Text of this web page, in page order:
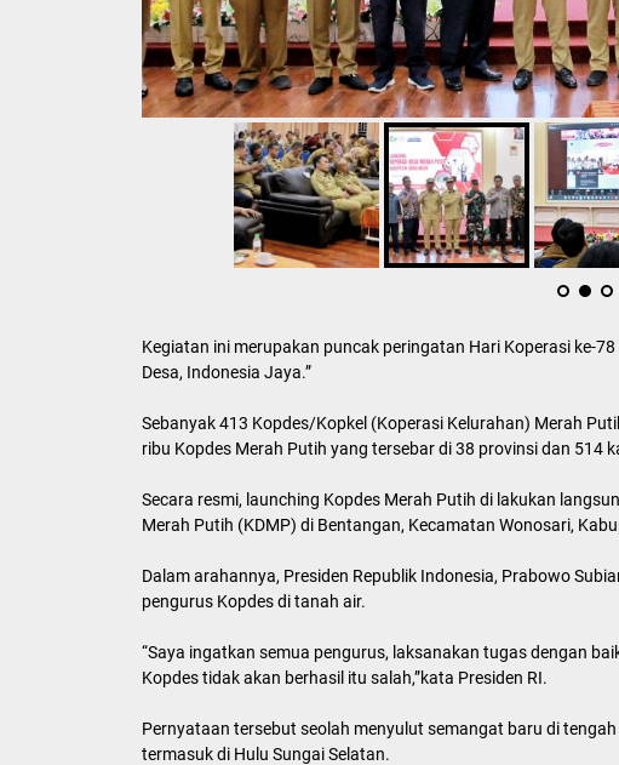
Kegiatan ini merupakan puncak peringatan Hari Koperasi ke-
Desa, Indonesia Jaya.”
Sebanyak 413 Kopdes/Kopkel (Koperasi Kelurahan) Merah
ribu Kopdes Merah Putih yang tersebar di 38 provinsi dan 514
Secara resmi, launching Kopdes Merah Putih di lakukan
Merah Putih (KDMP) di Bentangan, Kecamatan Wonosari,
Dalam arahannya, Presiden Republik Indonesia, Prabowo
pengurus Kopdes di tanah air.
“Saya ingatkan semua pengurus, laksanakan tugas dengan
Kopdes tidak akan berhasil itu salah,”kata Presiden RI.
Pernyataan tersebut seolah menyulut semangat baru di
termasuk di Hulu Sungai Selatan.